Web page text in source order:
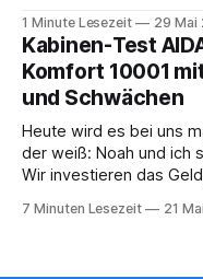
werden, um das
einiger Zeit wurde
Bordguthaben per
1 Minute Lesezeit 29 Mai
Kabinen-Test
Komfort 10001
und Schwächen
Heute wird es bei uns
der weiß: Noah und ich
Wir investieren das
Cocktail an der Bar.
7 Minuten Lesezeit 21